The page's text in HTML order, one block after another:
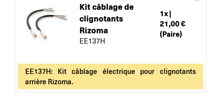
Kit câblage de
clignotants
Rizoma
EE137H
1x |
21,00 €
(Paire)
EE137H: Kit câblage électrique pour clignotants
arrière Rizoma.